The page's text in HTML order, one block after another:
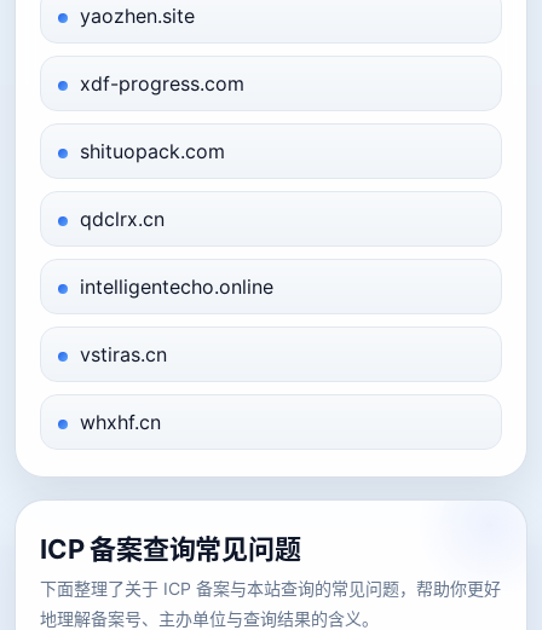
yaozhen.site
xdf-progress.com
shituopack.com
qdclrx.cn
intelligentecho.online
vstiras.cn
whxhf.cn
ICP 备案查询常见问题
下面整理了关于 ICP 备案与本站查询的常见问题，帮助你更好
地理解备案号、主办单位与查询结果的含义。